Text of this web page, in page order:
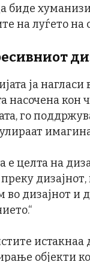
биде
на луѓето на
ја
насочена кон
го
е целта на
преку
во дизајнот и
истакнаа
објекти